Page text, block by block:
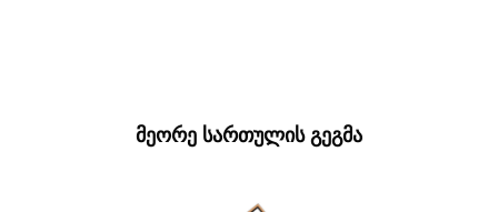
ᲛᲔᲝᲠᲔ ᲡᲐᲠᲗᲣᲚᲘᲡ ᲒᲔᲒᲛᲐ